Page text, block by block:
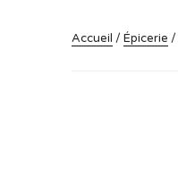
Accueil / Épicerie /